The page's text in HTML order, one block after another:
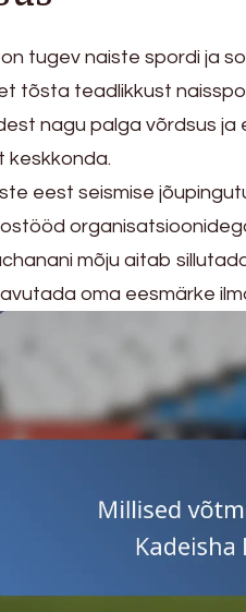
tugev naiste spordi ja
tõsta teadlikkust
nagu palga võrdsus ja
keskkonda.
eest seismise
mõju aitab
oma eesmärke